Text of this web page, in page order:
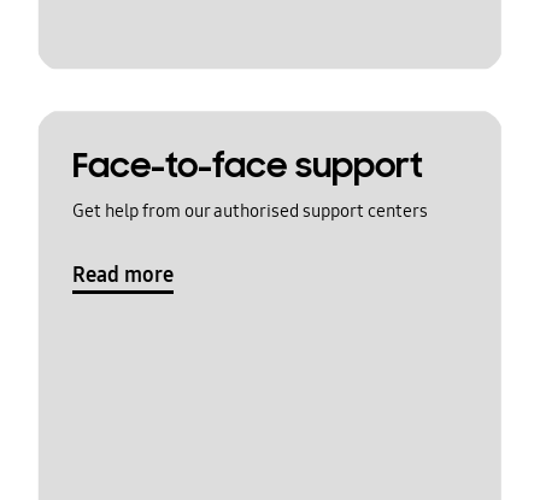
Face-to-face support
Get help from our authorised support centers
Read more